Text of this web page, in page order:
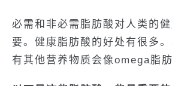
必需和非必需脂肪酸对人类的
要。健康脂肪酸的好处有很多
有其他营养物质会像omega脂